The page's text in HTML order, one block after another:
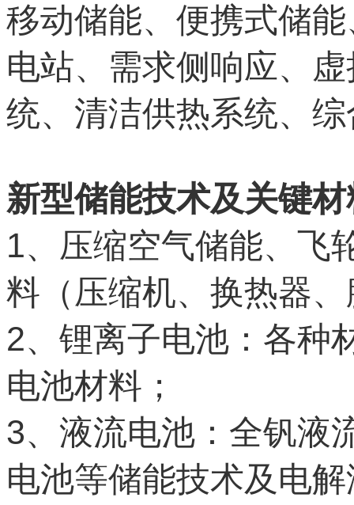
移动储能、便携式储
电站、需求侧响应、
统、清洁供热系统、
新型储能技术及关键材
1、压缩空气储能、飞
料（压缩机、换热器
2、锂离子电池：各种
电池材料；
3、液流电池：全钒液
电池等储能技术及电